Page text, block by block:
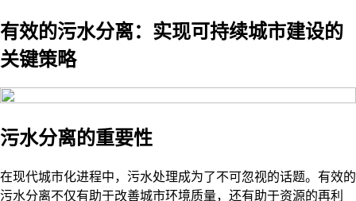
有效的污水分离：实现可持续城市建设的
关键策略
污水分离的重要性
在现代城市化进程中，污水处理成为了不可忽视的话题。有效的
污水分离不仅有助于改善城市环境质量，还有助于资源的再利